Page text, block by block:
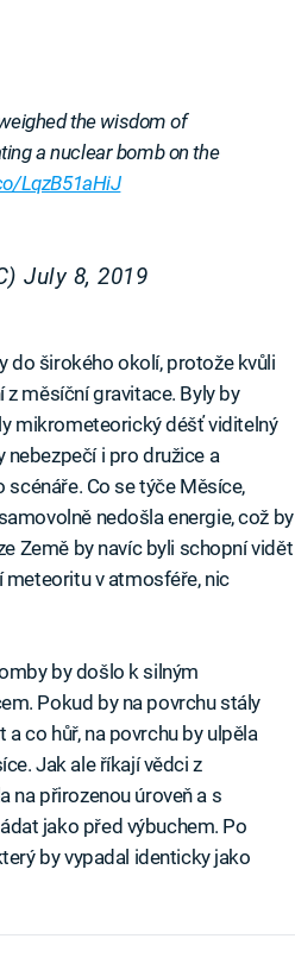
the wisdom of
a nuclear bomb on the
LqzB51aHiJ
July 8, 2019
do širokého okolí, protože kvůli
měsíční gravitace. Byly by
mikrometeorický déšť viditelný
i pro družice a
Co se týče Měsíce,
nedošla energie, což by
Země by navíc byli schopní vidět
meteoritu v atmosféře, nic
by došlo k silným
Pokud by na povrchu stály
co hůř, na povrchu by ulpěla
Jak ale říkají vědci z
na přirozenou úroveň a s
jako před výbuchem. Po
by vypadal identicky jako